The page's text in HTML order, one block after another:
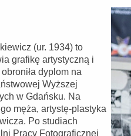
(ur. 1934) to
grafikę artystyczną i
dyplom na
Wyższej
w Gdańsku. Na
męża, artystę-plastyka
Po studiach
Pracy Fotograficznej